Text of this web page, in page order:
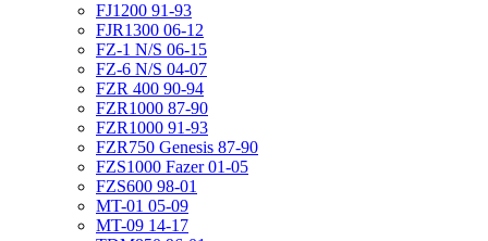
FJ1200 91-93
FJR1300 06-12
FZ-1 N/S 06-15
FZ-6 N/S 04-07
FZR 400 90-94
FZR1000 87-90
FZR1000 91-93
FZR750 Genesis 87-90
FZS1000 Fazer 01-05
FZS600 98-01
MT-01 05-09
MT-09 14-17